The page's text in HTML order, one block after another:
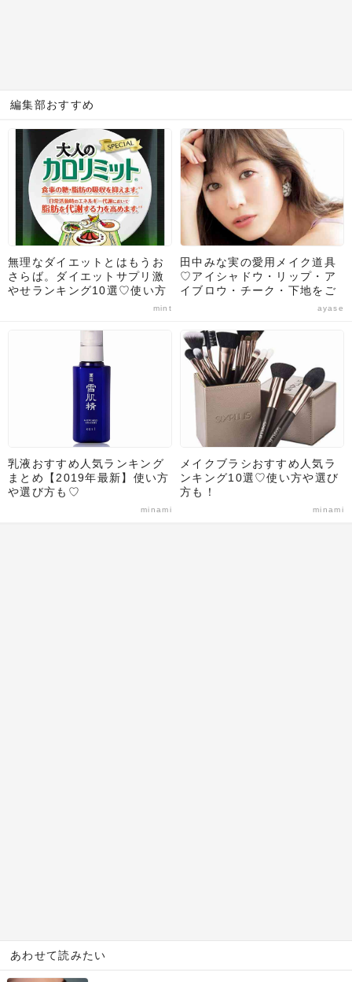
編集部おすすめ
無理なダイエットとはもうお
さらば。ダイエットサプリ激
やせランキング10選♡使い方
や選び方のポイントも解説！
mint
田中みな実の愛用メイク道具
♡アイシャドウ・リップ・ア
イブロウ・チーク・下地をご
ayase
乳液おすすめ人気ランキング
まとめ【2019年最新】使い方
や選び方も♡
minami
メイクブラシおすすめ人気ラ
ンキング10選♡使い方や選び
方も！
minami
あわせて読みたい